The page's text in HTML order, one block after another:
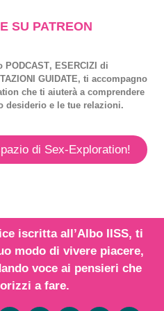
SU PATREON
PODCAST, ESERCIZI di
GUIDATE, ti accompagno
che ti aiuterà a comprendere
desiderio e le tue relazioni.
di Sex-Exploration!
iscritta all’Albo IISS, ti
modo di vivere piacere,
voce ai pensieri che
a fare.